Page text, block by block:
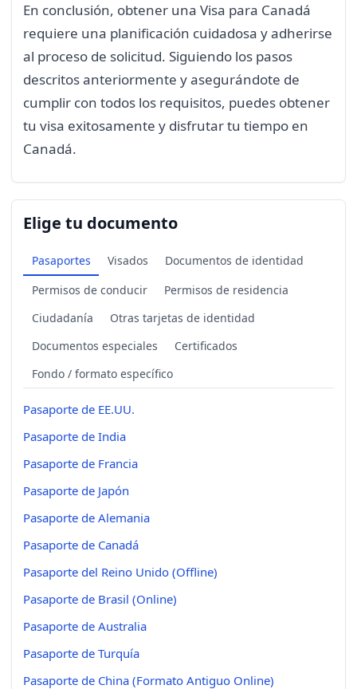
En conclusión, obtener una Visa para Canadá
requiere una planificación cuidadosa y adherirse
al proceso de solicitud. Siguiendo los pasos
descritos anteriormente y asegurándote de
cumplir con todos los requisitos, puedes obtener
tu visa exitosamente y disfrutar tu tiempo en
Canadá.
Elige tu documento
Pasaportes Visados
Documentos de identidad
Permisos de conducir
Permisos de residencia
Ciudadanía
Otras tarjetas de identidad
Documentos especiales
Certificados
Fondo / formato específico
Pasaporte de EE.UU.
Pasaporte de India
Pasaporte de Francia
Pasaporte de Japón
Pasaporte de Alemania
Pasaporte de Canadá
Pasaporte del Reino Unido (Offline)
Pasaporte de Brasil (Online)
Pasaporte de Australia
Pasaporte de Turquía
Pasaporte de China (Formato Antiguo Online)